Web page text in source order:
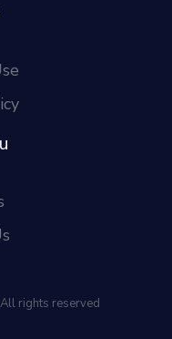
rights reserved